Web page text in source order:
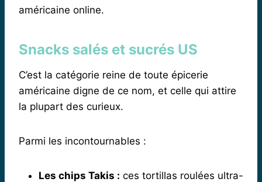
américaine online.
Snacks salés et sucrés US
C’est la catégorie reine de toute épicerie
américaine digne de ce nom, et celle qui attire
la plupart des curieux.
Parmi les incontournables :
Les chips Takis : ces tortillas roulées ultra-